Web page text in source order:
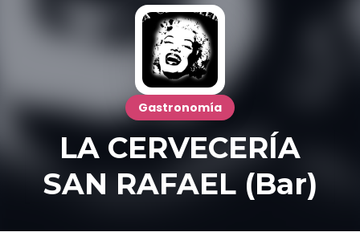
Gastronomía
LA CERVECERÍA
SAN RAFAEL (Bar)